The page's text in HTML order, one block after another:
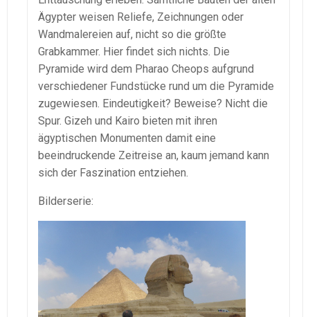
Ägypter weisen Reliefe, Zeichnungen oder
Wandmalereien auf, nicht so die größte
Grabkammer. Hier findet sich nichts. Die
Pyramide wird dem Pharao Cheops aufgrund
verschiedener Fundstücke rund um die Pyramide
zugewiesen. Eindeutigkeit? Beweise? Nicht die
Spur. Gizeh und Kairo bieten mit ihren
ägyptischen Monumenten damit eine
beeindruckende Zeitreise an, kaum jemand kann
sich der Faszination entziehen.
Bilderserie: